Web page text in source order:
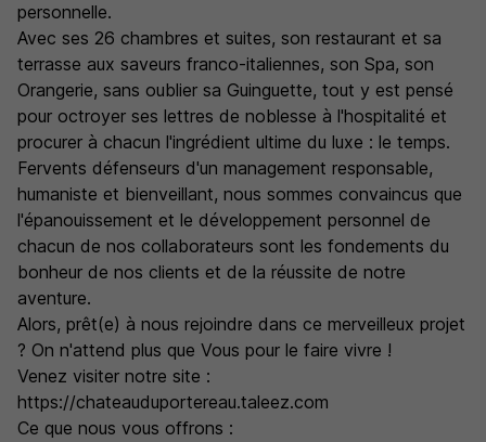
personnelle.
Avec ses 26 chambres et suites, son restaurant et sa
terrasse aux saveurs franco-italiennes, son Spa, son
Orangerie, sans oublier sa Guinguette, tout y est pensé
pour octroyer ses lettres de noblesse à l'hospitalité et
procurer à chacun l'ingrédient ultime du luxe : le temps.
Fervents défenseurs d'un management responsable,
humaniste et bienveillant, nous sommes convaincus que
l'épanouissement et le développement personnel de
chacun de nos collaborateurs sont les fondements du
bonheur de nos clients et de la réussite de notre
aventure.
Alors, prêt(e) à nous rejoindre dans ce merveilleux projet
? On n'attend plus que Vous pour le faire vivre !
Venez visiter notre site :
https://chateauduportereau.taleez.com
Ce que nous vous offrons :